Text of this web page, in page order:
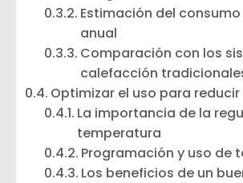
Estimación del
anual
Comparación con los
calefacción
Optimizar el uso para
La importancia de la
temperatura
Programación y uso de
Los beneficios de un